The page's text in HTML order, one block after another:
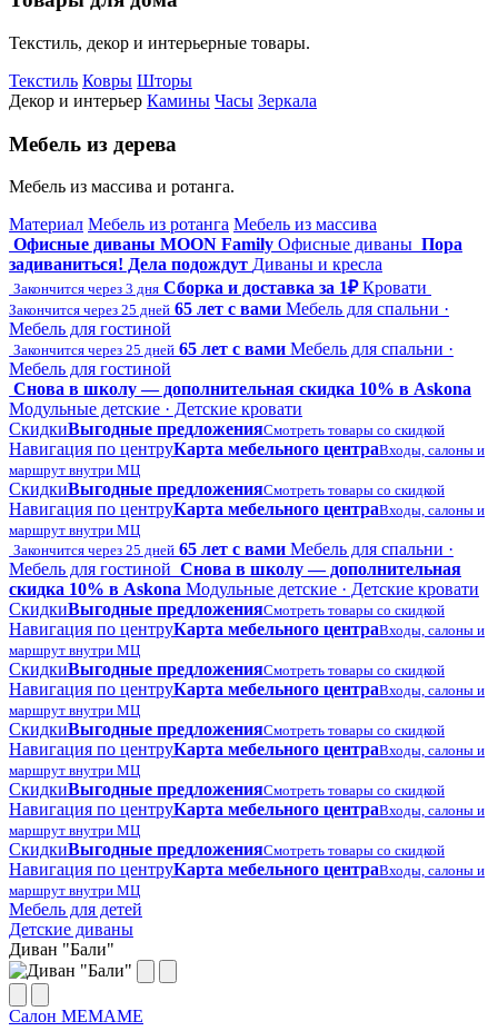
Текстиль, декор и интерьерные товары.
Текстиль Ковры Шторы
Декор и интерьер Камины Часы Зеркала
Мебель из дерева
Мебель из массива и ротанга.
Материал Мебель из ротанга Мебель из массива
Офисные диваны MOON Family Офисные диваны Пора
задиваниться! Дела подождут Диваны и кресла
Закончится через 3 дня Сборка и доставка за 1₽ Кровати
Закончится через 25 дней 65 лет с вами Мебель для спальни ·
Мебель для гостиной
Закончится через 25 дней 65 лет с вами Мебель для спальни ·
Мебель для гостиной
Снова в школу — дополнительная скидка 10% в Askona
Модульные детские · Детские кровати
СкидкиВыгодные предложенияСмотреть товары со скидкой
Навигация по центруКарта мебельного центраВходы, салоны и
маршрут внутри МЦ
СкидкиВыгодные предложенияСмотреть товары со скидкой
Навигация по центруКарта мебельного центраВходы, салоны и
маршрут внутри МЦ
Закончится через 25 дней 65 лет с вами Мебель для спальни ·
Мебель для гостиной Снова в школу — дополнительная
скидка 10% в Askona Модульные детские · Детские кровати
СкидкиВыгодные предложенияСмотреть товары со скидкой
Навигация по центруКарта мебельного центраВходы, салоны и
маршрут внутри МЦ
СкидкиВыгодные предложенияСмотреть товары со скидкой
Навигация по центруКарта мебельного центраВходы, салоны и
маршрут внутри МЦ
СкидкиВыгодные предложенияСмотреть товары со скидкой
Навигация по центруКарта мебельного центраВходы, салоны и
маршрут внутри МЦ
СкидкиВыгодные предложенияСмотреть товары со скидкой
Навигация по центруКарта мебельного центраВходы, салоны и
маршрут внутри МЦ
СкидкиВыгодные предложенияСмотреть товары со скидкой
Навигация по центруКарта мебельного центраВходы, салоны и
маршрут внутри МЦ
Мебель для детей
Детские диваны
Диван "Бали"
Салон МЕМАМЕ